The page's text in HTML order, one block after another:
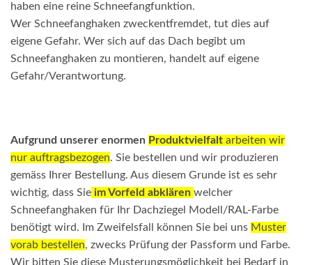
haben eine reine Schneefangfunktion.
Wer Schneefanghaken zweckentfremdet, tut dies auf
eigene Gefahr. Wer sich auf das Dach begibt um
Schneefanghaken zu montieren, handelt auf eigene
Gefahr/Verantwortung.
Aufgrund unserer enormen Produktvielfalt arbeiten wir
nur auftragsbezogen. Sie bestellen und wir produzieren
gemäss Ihrer Bestellung. Aus diesem Grunde ist es sehr
wichtig, dass Sie im Vorfeld abklären welcher
Schneefanghaken für Ihr Dachziegel Modell/RAL-Farbe
benötigt wird. Im Zweifelsfall können Sie bei uns Muster
vorab bestellen, zwecks Prüfung der Passform und Farbe.
Wir bitten Sie diese Musterungsmöglichkeit bei Bedarf in